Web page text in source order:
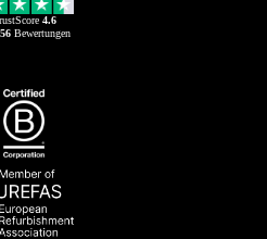
4.6
Bewertungen